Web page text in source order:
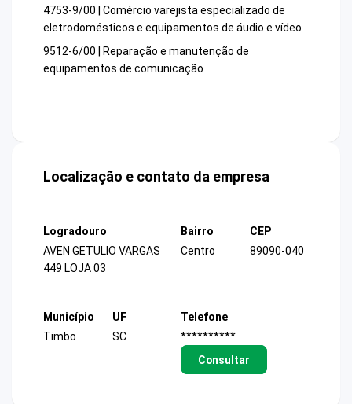
4753-9/00 | Comércio varejista especializado de
eletrodomésticos e equipamentos de áudio e vídeo
9512-6/00 | Reparação e manutenção de
equipamentos de comunicação
Localização e contato da empresa
Logradouro
AVEN GETULIO VARGAS
449 LOJA 03
Bairro
Centro
CEP
89090-040
Município
Timbo
UF
SC
Telefone
**********
Consultar